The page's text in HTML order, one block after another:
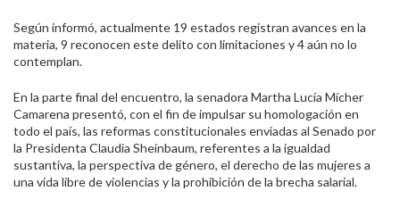
Según informó, actualmente 19 estados registran avances en la
materia, 9 reconocen este delito con limitaciones y 4 aún no lo
contemplan.
En la parte final del encuentro, la senadora Martha Lucía Mícher
Camarena presentó, con el fin de impulsar su homologación en
todo el país, las reformas constitucionales enviadas al Senado por
la Presidenta Claudia Sheinbaum, referentes a la igualdad
sustantiva, la perspectiva de género, el derecho de las mujeres a
una vida libre de violencias y la prohibición de la brecha salarial.